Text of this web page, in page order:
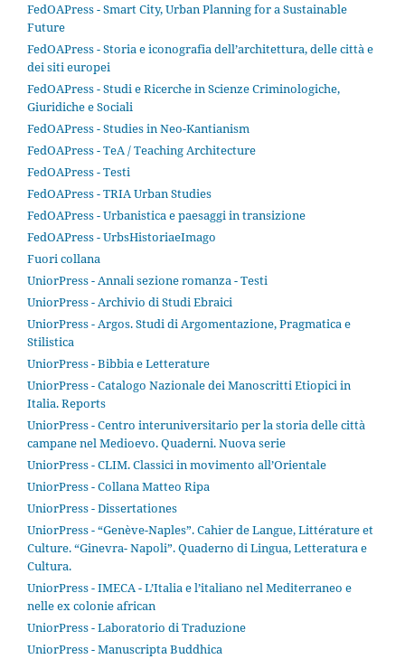
FedOAPress - Smart City, Urban Planning for a Sustainable
Future
FedOAPress - Storia e iconografia dell’architettura, delle città e
dei siti europei
FedOAPress - Studi e Ricerche in Scienze Criminologiche,
Giuridiche e Sociali
FedOAPress - Studies in Neo-Kantianism
FedOAPress - TeA / Teaching Architecture
FedOAPress - Testi
FedOAPress - TRIA Urban Studies
FedOAPress - Urbanistica e paesaggi in transizione
FedOAPress - UrbsHistoriaeImago
Fuori collana
UniorPress - Annali sezione romanza - Testi
UniorPress - Archivio di Studi Ebraici
UniorPress - Argos. Studi di Argomentazione, Pragmatica e
Stilistica
UniorPress - Bibbia e Letterature
UniorPress - Catalogo Nazionale dei Manoscritti Etiopici in
Italia. Reports
UniorPress - Centro interuniversitario per la storia delle città
campane nel Medioevo. Quaderni. Nuova serie
UniorPress - CLIM. Classici in movimento all’Orientale
UniorPress - Collana Matteo Ripa
UniorPress - Dissertationes
UniorPress - “Genève-Naples”. Cahier de Langue, Littérature et
Culture. “Ginevra- Napoli”. Quaderno di Lingua, Letteratura e
Cultura.
UniorPress - IMECA - L’Italia e l’italiano nel Mediterraneo e
nelle ex colonie african
UniorPress - Laboratorio di Traduzione
UniorPress - Manuscripta Buddhica